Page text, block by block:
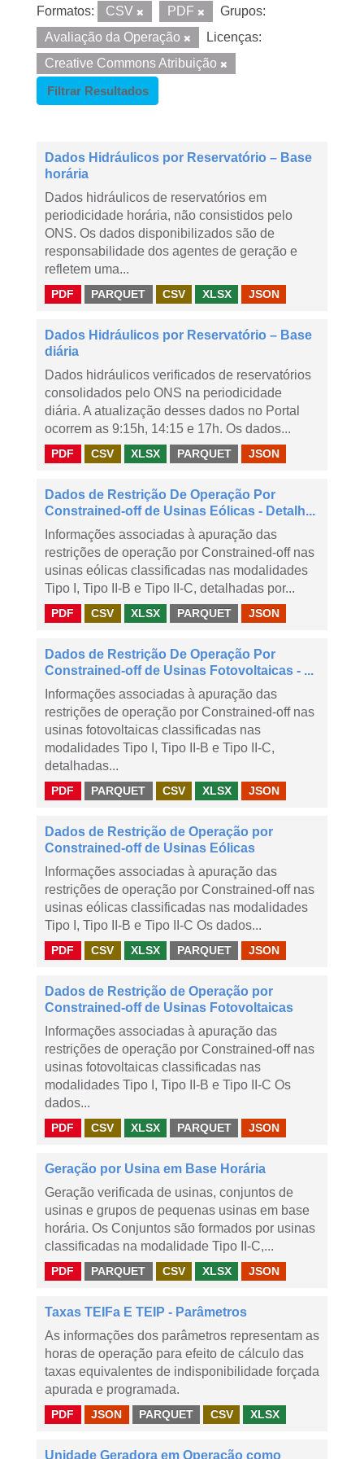
Formatos: CSV PDF
Grupos:
Avaliação da Operação
Licenças:
Creative Commons Atribuição
Filtrar Resultados
Dados Hidráulicos por Reservatório – Base
horária
Dados hidráulicos de reservatórios em
periodicidade horária, não consistidos pelo
ONS. Os dados disponibilizados são de
responsabilidade dos agentes de geração e
refletem uma...
PDF PARQUET CSV XLSX JSON
Dados Hidráulicos por Reservatório – Base
diária
Dados hidráulicos verificados de reservatórios
consolidados pelo ONS na periodicidade
diária. A atualização desses dados no Portal
ocorrem as 9:15h, 14:15 e 17h. Os dados...
PDF CSV XLSX PARQUET JSON
Dados de Restrição De Operação Por
Constrained-off de Usinas Eólicas - Detalh...
Informações associadas à apuração das
restrições de operação por Constrained-off nas
usinas eólicas classificadas nas modalidades
Tipo I, Tipo II-B e Tipo II-C, detalhadas por...
PDF CSV XLSX PARQUET JSON
Dados de Restrição De Operação Por
Constrained-off de Usinas Fotovoltaicas - ...
Informações associadas à apuração das
restrições de operação por Constrained-off nas
usinas fotovoltaicas classificadas nas
modalidades Tipo I, Tipo II-B e Tipo II-C,
detalhadas...
PDF PARQUET CSV XLSX JSON
Dados de Restrição de Operação por
Constrained-off de Usinas Eólicas
Informações associadas à apuração das
restrições de operação por Constrained-off nas
usinas eólicas classificadas nas modalidades
Tipo I, Tipo II-B e Tipo II-C Os dados...
PDF CSV XLSX PARQUET JSON
Dados de Restrição de Operação por
Constrained-off de Usinas Fotovoltaicas
Informações associadas à apuração das
restrições de operação por Constrained-off nas
usinas fotovoltaicas classificadas nas
modalidades Tipo I, Tipo II-B e Tipo II-C Os
dados...
PDF CSV XLSX PARQUET JSON
Geração por Usina em Base Horária
Geração verificada de usinas, conjuntos de
usinas e grupos de pequenas usinas em base
horária. Os Conjuntos são formados por usinas
classificadas na modalidade Tipo II-C,...
PDF PARQUET CSV XLSX JSON
Taxas TEIFa E TEIP - Parâmetros
As informações dos parâmetros representam as
horas de operação para efeito de cálculo das
taxas equivalentes de indisponibilidade forçada
apurada e programada.
PDF JSON PARQUET CSV XLSX
Unidade Geradora em Operação como